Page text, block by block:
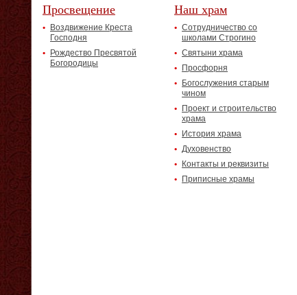
Просвещение
Воздвижение Креста
Господня
Рождество Пресвятой
Богородицы
Наш храм
Сотрудничество со
школами Строгино
Святыни храма
Просфорня
Богослужения старым
чином
Проект и строительство
храма
История храма
Духовенство
Контакты и реквизиты
Приписные храмы